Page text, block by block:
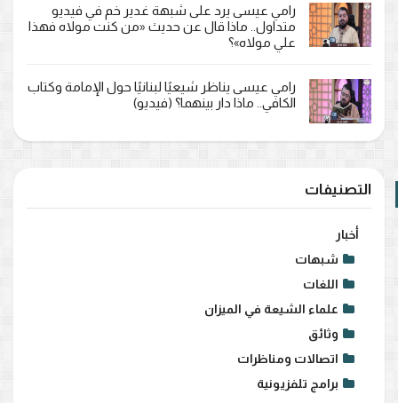
رامي عيسى يرد على شبهة غدير خم في فيديو
متداول.. ماذا قال عن حديث «من كنت مولاه فهذا
علي مولاه»؟
رامي عيسى يناظر شيعيًا لبنانيًا حول الإمامة وكتاب
الكافي.. ماذا دار بينهما؟ (فيديو)
التصنيفات
أخبار
شبهات
اللغات
علماء الشيعة في الميزان
وثائق
اتصالات ومناظرات
برامج تلفزيونية